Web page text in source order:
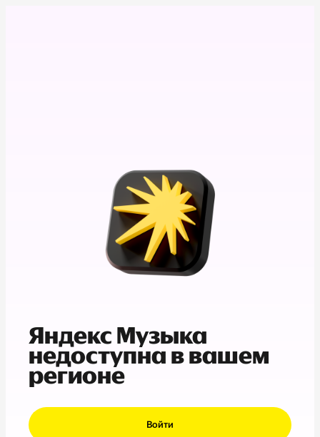
Яндекс Музыка
недоступна в вашем
регионе
Войти